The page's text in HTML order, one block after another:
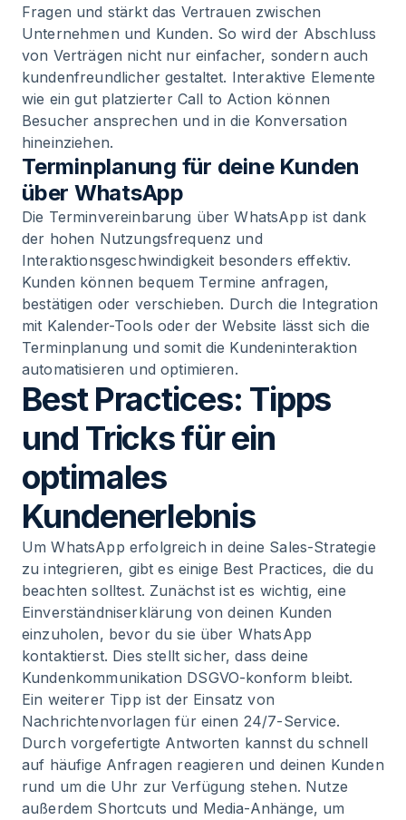
Fragen und stärkt das Vertrauen zwischen
Unternehmen und Kunden. So wird der Abschluss
von Verträgen nicht nur einfacher, sondern auch
kundenfreundlicher gestaltet. Interaktive Elemente
wie ein gut platzierter Call to Action können
Besucher ansprechen und in die Konversation
hineinziehen.
Terminplanung für deine Kunden
über WhatsApp
Die Terminvereinbarung über WhatsApp ist dank
der hohen Nutzungsfrequenz und
Interaktionsgeschwindigkeit besonders effektiv.
Kunden können bequem Termine anfragen,
bestätigen oder verschieben. Durch die Integration
mit Kalender-Tools oder der Website lässt sich die
Terminplanung und somit die Kundeninteraktion
automatisieren und optimieren.
Best Practices: Tipps
und Tricks für ein
optimales
Kundenerlebnis
Um WhatsApp erfolgreich in deine Sales-Strategie
zu integrieren, gibt es einige Best Practices, die du
beachten solltest. Zunächst ist es wichtig, eine
Einverständniserklärung von deinen Kunden
einzuholen, bevor du sie über WhatsApp
kontaktierst. Dies stellt sicher, dass deine
Kundenkommunikation DSGVO-konform bleibt.
Ein weiterer Tipp ist der Einsatz von
Nachrichtenvorlagen für einen 24/7-Service.
Durch vorgefertigte Antworten kannst du schnell
auf häufige Anfragen reagieren und deinen Kunden
rund um die Uhr zur Verfügung stehen. Nutze
außerdem Shortcuts und Media-Anhänge, um